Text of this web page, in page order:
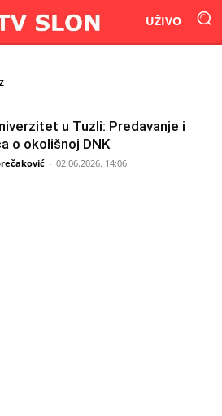
UŽIVO
u Tuzli: Predavanje i
o okolišnoj DNK
- 02.06.2026. 14:06